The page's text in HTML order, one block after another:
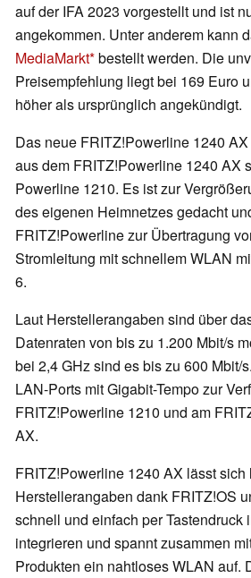
auf der IFA 2023 vorgestellt und ist
angekommen. Unter anderem kann
MediaMarkt bestellt werden. Die
Preisempfehlung liegt bei 169 Euro
höher als ursprünglich angekündigt.
Das neue FRITZ!Powerline 1240
aus dem FRITZ!Powerline 1240 AX
Powerline 1210. Es ist zur
des eigenen Heimnetzes gedacht
FRITZ!Powerline zur Übertragung
Stromleitung mit schnellem WLAN
6.
Laut Herstellerangaben sind über
Datenraten von bis zu 1.200 Mbit/s
bei 2,4 GHz sind es bis zu 600 Mbit/
LAN-Ports mit Gigabit-Tempo zur
FRITZ!Powerline 1210 und am
AX.
FRITZ!Powerline 1240 AX lässt sich
Herstellerangaben dank FRITZ!OS
schnell und einfach per Tastendruck
integrieren und spannt zusammen
Produkten ein nahtloses WLAN auf.